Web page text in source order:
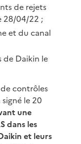
de rejets
28/04/22 ;
et du canal
de Daikin le
contrôles
le 20
une
dans les
et leurs